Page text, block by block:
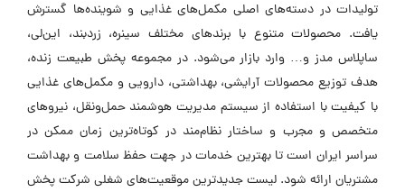
تولیدات در دسته‌های اصلی مکمل‌های غذایی و شوینده‌ها گسترش
یافت. محصولات متنوع با برندهای مختلف سینره، زردبند، این‌لی،
ساپلاس مدز و… وارد بازار می‌شود. در مجموعه پخش طبیعت زنده،
هدف توزیع محصولات آرایشی، بهداشتی، دارویی و مکمل‌های غذایی
با کیفیت با استفاده از سیستم مدیریت هوشمند حمل‌ونقل، نیروهای
متخصص و مجرب و ساختار نظام‌مند در کوتاه‌ترین زمان ممکن در
سراسر ایران است تا بهترین خدمات در جهت حفظ سلامت و بهداشت
مشتریان ارائه شود. لیست جدیدترین موقعیت‌های شغلی شرکت پخش